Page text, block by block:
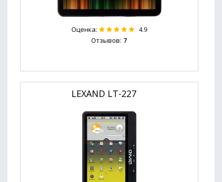
Оценка: 4.9
Отзывов: 7
LEXAND LT-227